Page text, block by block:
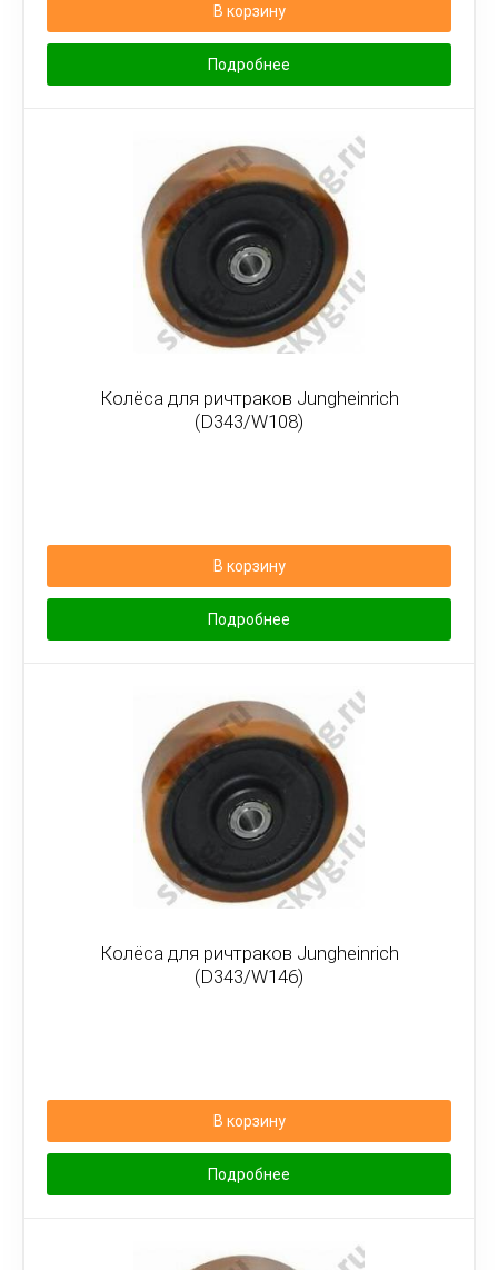
В корзину
Подробнее
Колёса для ричтраков Jungheinrich
(D343/W108)
В корзину
Подробнее
Колёса для ричтраков Jungheinrich
(D343/W146)
В корзину
Подробнее